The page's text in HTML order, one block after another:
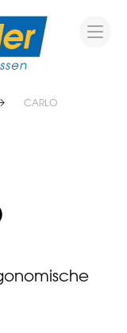
CARLO